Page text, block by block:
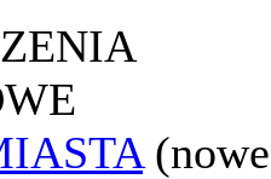
(nowe